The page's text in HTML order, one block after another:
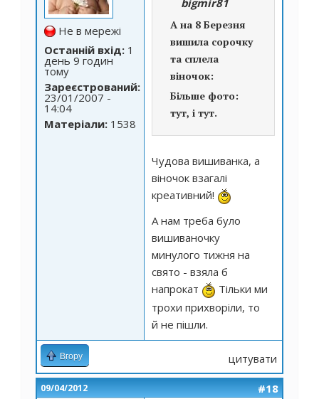
Не в мережі
Останній вхід: 1
день 9 годин
тому
Зареєстрований:
23/01/2007 -
14:04
Матеріали: 1538
А на 8 Березня
вишила сорочку
та сплела
віночок:
Більше фото:
тут, і тут.
Чудова вишиванка, а
віночок взагалі
креативний!
А нам треба було
вишиваночку
минулого тижня на
свято - взяла б
напрокат
Тільки ми
трохи прихворіли, то
й не пішли.
Вгору цитувати
09/04/2012 #18